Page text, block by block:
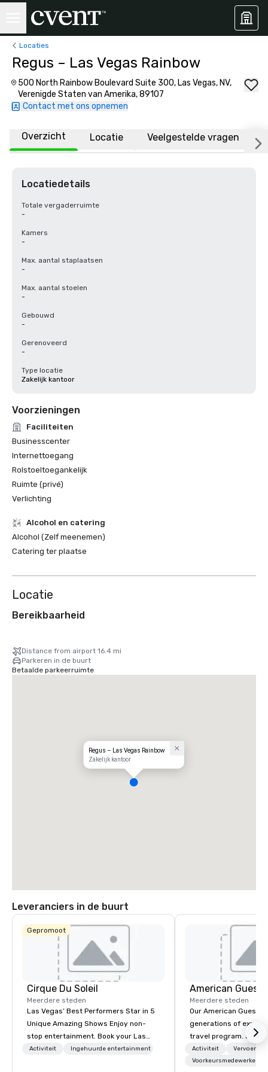
Locaties
Regus – Las Vegas Rainbow
500 North Rainbow Boulevard Suite 300, Las Vegas, NV,
Verenigde Staten van Amerika, 89107
Contact met ons opnemen
Overzicht Locatie Veelgestelde vragen
Locatiedetails
Totale vergaderruimte
-
Kamers
-
Max. aantal staplaatsen
-
Max. aantal stoelen
-
Gebouwd
-
Gerenoveerd
-
Type locatie
Zakelijk kantoor
Voorzieningen
Faciliteiten
Businesscenter
Internettoegang
Rolstoeltoegankelijk
Ruimte (privé)
Verlichting
Alcohol en catering
Alcohol (Zelf meenemen)
Catering ter plaatse
Locatie
Bereikbaarheid
Distance from airport 16.4 mi
Parkeren in de buurt
Betaalde parkeerruimte
Regus – Las Vegas Rainbow
Zakelijk kantoor
Leveranciers in de buurt
Gepromoot
Cirque Du Soleil
Meerdere steden
Las Vegas’ Best Performers Star in 5
Unique Amazing Shows Enjoy non-
stop entertainment. Book your Las
Vegas show tickets.
Activiteit Ingehuurde entertainment
American Guest
Meerdere steden
Our American Guest
generations of
travel program. Since
mission has been to
imagination of your
Activiteit
Vervoer
Voorkeursmedewerkers